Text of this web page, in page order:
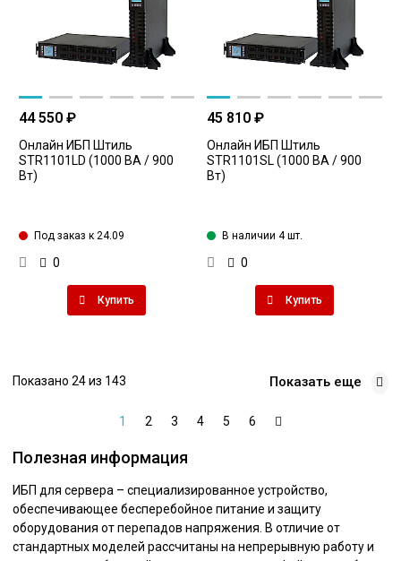
44 550 ₽
Онлайн ИБП Штиль
STR1101LD (1000 ВА / 900
Вт)
Под заказ к 24.09
0
Купить
45 810 ₽
Онлайн ИБП Штиль
STR1101SL (1000 ВА / 900
Вт)
В наличии 4 шт.
0
Купить
Показано 24 из 143
1 2 3 4 5 6
Показать еще
Полезная информация
ИБП для сервера – специализированное устройство,
обеспечивающее бесперебойное питание и защиту
оборудования от перепадов напряжения. В отличие от
стандартных моделей рассчитаны на непрерывную работу и